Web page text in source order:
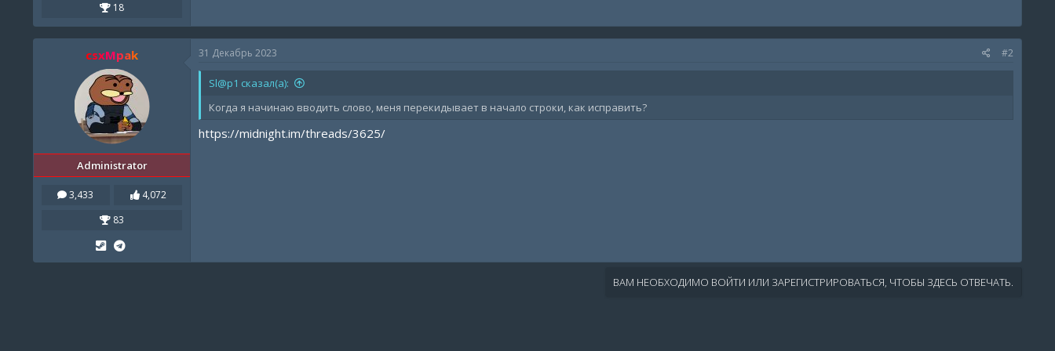
18
csxMpak
Administrator
3,433
4,072
83
31 Декабрь 2023 #2
Sl@p1 сказал(а):
Когда я начинаю вводить слово, меня перекидывает в начало строки, как исправить?
https://midnight.im/threads/3625/
ВАМ НЕОБХОДИМО ВОЙТИ ИЛИ ЗАРЕГИСТРИРОВАТЬСЯ, ЧТОБЫ ЗДЕСЬ ОТВЕЧАТЬ.